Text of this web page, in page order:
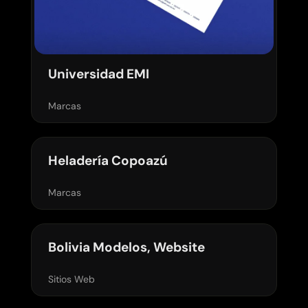
Universidad EMIVer proyecto
Marcas
Heladería Copoazú
Ver proyecto
Marcas
Bolivia Modelos, Website
Ver proyecto
Sitios Web